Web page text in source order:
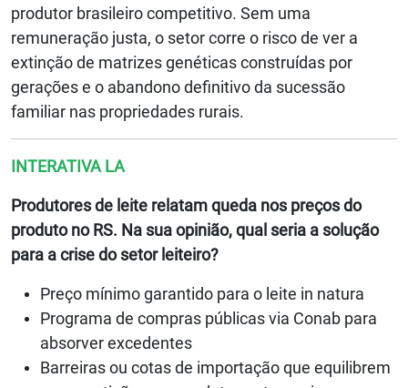
produtor brasileiro competitivo. Sem uma
remuneração justa, o setor corre o risco de ver a
extinção de matrizes genéticas construídas por
gerações e o abandono definitivo da sucessão
familiar nas propriedades rurais.
INTERATIVA LA
Produtores de leite relatam queda nos preços do
produto no RS. Na sua opinião, qual seria a solução
para a crise do setor leiteiro?
Preço mínimo garantido para o leite in natura
Programa de compras públicas via Conab para
absorver excedentes
Barreiras ou cotas de importação que equilibrem